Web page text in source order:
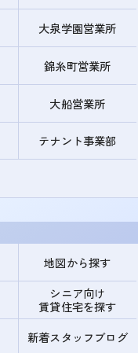
大泉学園営業所
錦糸町営業所
大船営業所
テナント事業部
地図から探す
シニア向け
賃貸住宅を探す
新着スタッフブログ